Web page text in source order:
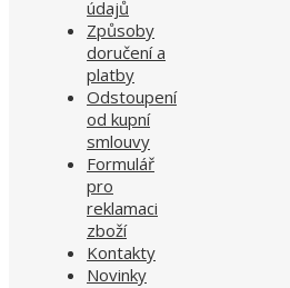
údajů
Způsoby
doručení a
platby
Odstoupení
od kupní
smlouvy
Formulář
pro
reklamaci
zboží
Kontakty
Novinky